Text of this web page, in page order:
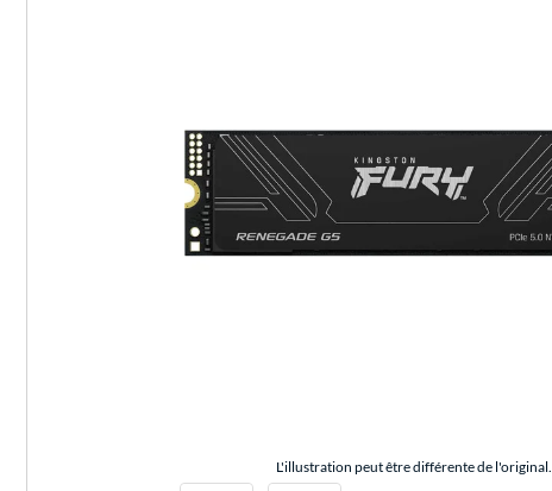
L'illustration peut être différente de l'original.